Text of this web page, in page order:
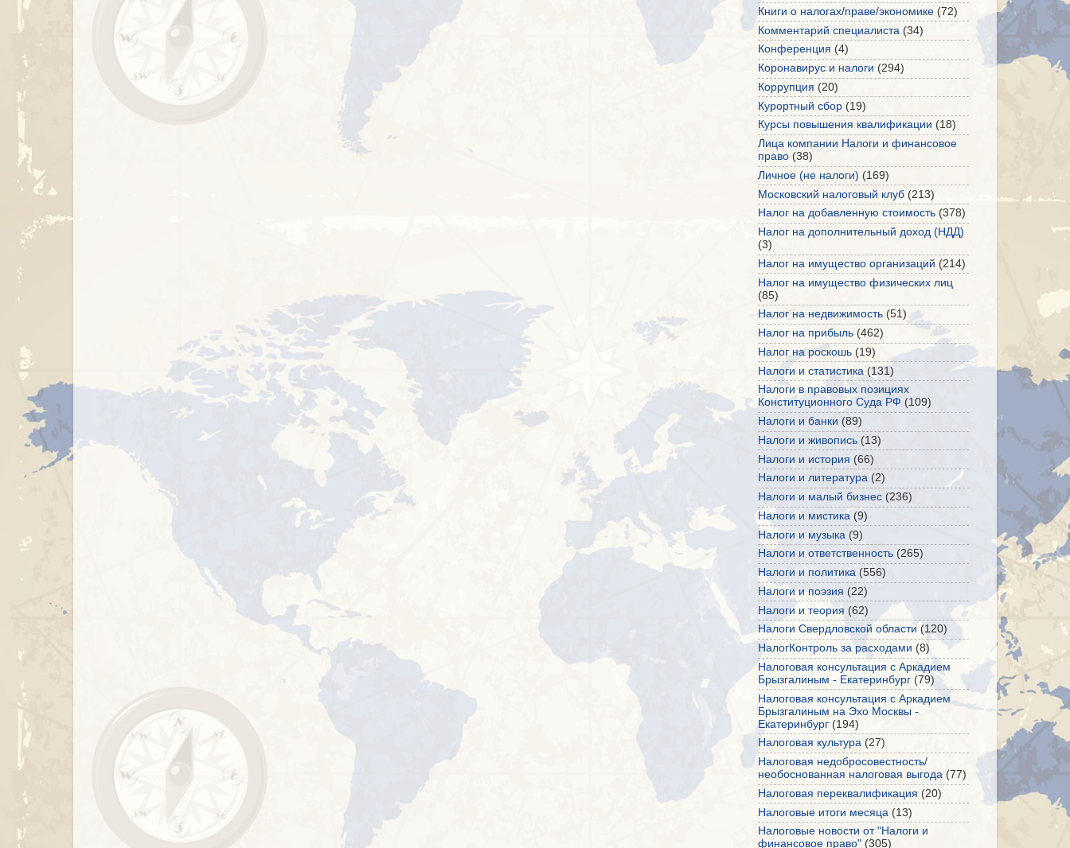
Книги о налогах/праве/экономике (72)
Комментарий специалиста (34)
Конференция (4)
Коронавирус и налоги (294)
Коррупция (20)
Курортный сбор (19)
Курсы повышения квалификации (18)
Лица компании Налоги и финансовое
право (38)
Личное (не налоги) (169)
Московский налоговый клуб (213)
Налог на добавленную стоимость (378)
Налог на дополнительный доход (НДД)
(3)
Налог на имущество организаций (214)
Налог на имущество физических лиц
(85)
Налог на недвижимость (51)
Налог на прибыль (462)
Налог на роскошь (19)
Налоги и статистика (131)
Налоги в правовых позициях
Конституционного Суда РФ (109)
Налоги и банки (89)
Налоги и живопись (13)
Налоги и история (66)
Налоги и литература (2)
Налоги и малый бизнес (236)
Налоги и мистика (9)
Налоги и музыка (9)
Налоги и ответственность (265)
Налоги и политика (556)
Налоги и поэзия (22)
Налоги и теория (62)
Налоги Свердловской области (120)
НалогКонтроль за расходами (8)
Налоговая консультация с Аркадием
Брызгалиным - Екатеринбург (79)
Налоговая консультация с Аркадием
Брызгалиным на Эхо Москвы -
Екатеринбург (194)
Налоговая культура (27)
Налоговая недобросовестность/
необоснованная налоговая выгода (77)
Налоговая переквалификация (20)
Налоговые итоги месяца (13)
Налоговые новости от "Налоги и
финансовое право" (305)